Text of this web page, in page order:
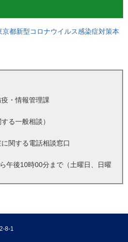
都新型コロナウイルス感染症対策本
・情報管理課
る一般相談）
関する電話相談窓口
午後10時00分まで（土曜日、日曜
8-1